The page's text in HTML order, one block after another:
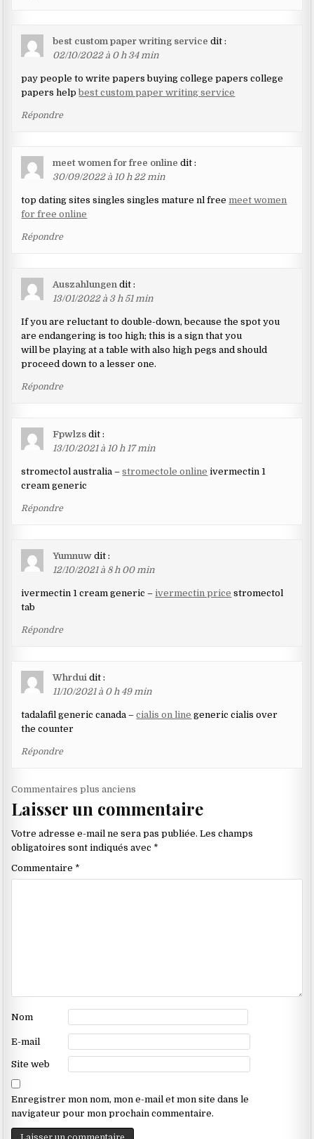
best custom paper writing service dit :
02/10/2022 à 0 h 34 min
pay people to write papers buying college papers college
papers helpbest custom paper writing service
Répondre
meet women for free online dit :
30/09/2022 à 10 h 22 min
top dating sites singles singles mature nl freemeet women
for free online
Répondre
Auszahlungen dit :
13/01/2022 à 3 h 51 min
If you are reluctant to double-down, because the spot you
are endangering is too high; this is a sign that you
will be playing at a table with also high pegs and should
proceed down to a lesser one.
Répondre
Fpwlzs dit :
13/10/2021 à 10 h 17 min
stromectol australia –stromectole online ivermectin 1
cream generic
Répondre
Yumnuw dit :
12/10/2021 à 8 h 00 min
ivermectin 1 cream generic – ivermectin price stromectol
tab
Répondre
Whrdui dit :
11/10/2021 à 0 h 49 min
tadalafil generic canada –cialis on line generic cialis over
the counter
Répondre
Navigation
dans
les
commentaires
Commentaires plus anciens
Laisser un commentaire
Votre adresse e-mail ne sera pas publiée. Les champs
obligatoires sont indiqués avec *
Commentaire *
Nom
E-mail
Site web
Enregistrer mon nom, mon e-mail et mon site dans le
navigateur pour mon prochain commentaire.